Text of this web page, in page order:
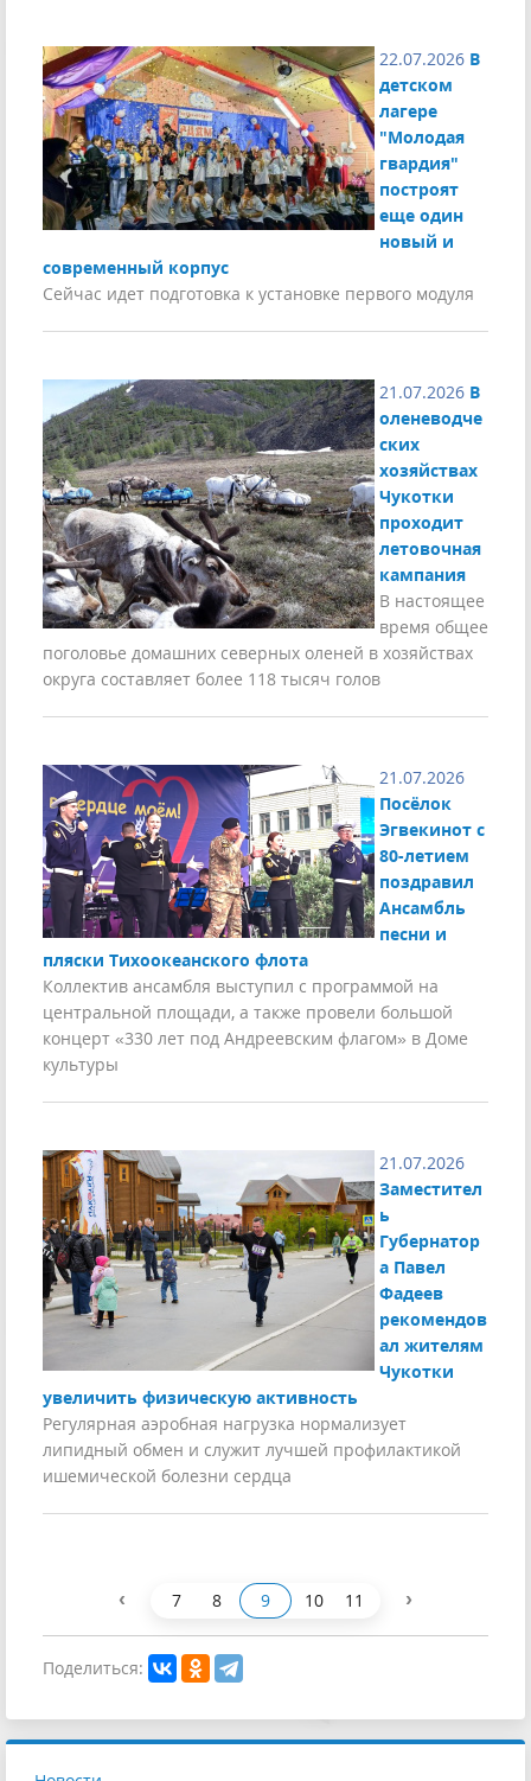
22.07.2026 В
детском
лагере
"Молодая
гвардия"
построят
еще один
новый и
современный корпус
Сейчас идет подготовка к установке первого модуля
21.07.2026 В
оленеводче
ских
хозяйствах
Чукотки
проходит
летовочная
кампания
В настоящее
время общее
поголовье домашних северных оленей в хозяйствах
округа составляет более 118 тысяч голов
21.07.2026
Посёлок
Эгвекинот с
80-летием
поздравил
Ансамбль
песни и
пляски Тихоокеанского флота
Коллектив ансамбля выступил с программой на
центральной площади, а также провели большой
концерт «330 лет под Андреевским флагом» в Доме
культуры
21.07.2026
Заместител
ь
Губернатор
а Павел
Фадеев
рекомендов
ал жителям
Чукотки
увеличить физическую активность
Регулярная аэробная нагрузка нормализует
липидный обмен и служит лучшей профилактикой
ишемической болезни сердца
‹ 7 8 9 10 11 ›
Поделиться: